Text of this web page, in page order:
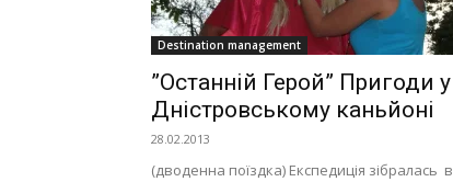
Destination management
”Останній Герой” Пригоди у
Дністровському каньйоні
28.02.2013
(дводенна поїздка) Експедиція зібралась в